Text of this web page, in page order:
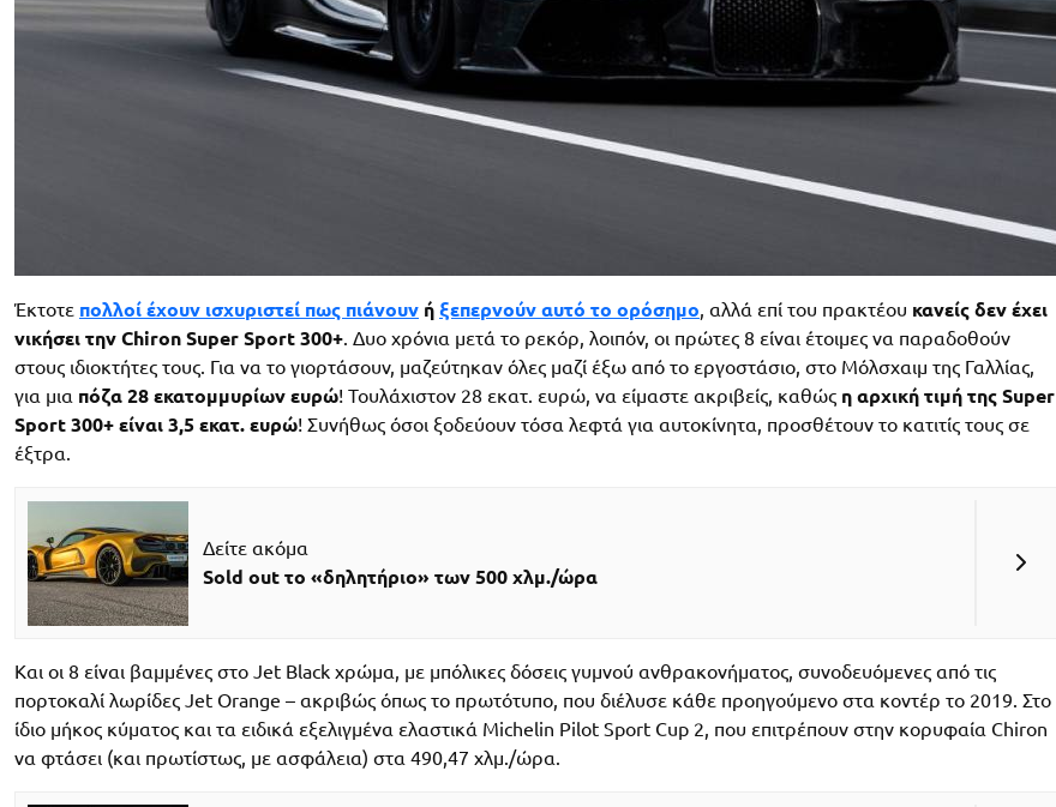
Έκτοτε πολλοί έχουν ισχυριστεί πως πιάνουν ή ξεπερνούν αυτό το ορόσημο, αλλά επί του πρακτέου κανείς δεν έχει
νικήσει την Chiron Super Sport 300+. Δυο χρόνια μετά το ρεκόρ, λοιπόν, οι πρώτες 8 είναι έτοιμες να παραδοθούν
στους ιδιοκτήτες τους. Για να το γιορτάσουν, μαζεύτηκαν όλες μαζί έξω από το εργοστάσιο, στο Μόλσχαιμ της Γαλλίας,
για μια πόζα 28 εκατομμυρίων ευρώ! Τουλάχιστον 28 εκατ. ευρώ, να είμαστε ακριβείς, καθώς η αρχική τιμή της Super
Sport 300+ είναι 3,5 εκατ. ευρώ! Συνήθως όσοι ξοδεύουν τόσα λεφτά για αυτοκίνητα, προσθέτουν το κατιτίς τους σε
έξτρα.
Δείτε ακόμα
Sold out το «δηλητήριο» των 500 χλμ./ώρα
Και οι 8 είναι βαμμένες στο Jet Black χρώμα, με μπόλικες δόσεις γυμνού ανθρακονήματος, συνοδευόμενες από τις
πορτοκαλί λωρίδες Jet Orange – ακριβώς όπως το πρωτότυπο, που διέλυσε κάθε προηγούμενο στα κοντέρ το 2019. Στο
ίδιο μήκος κύματος και τα ειδικά εξελιγμένα ελαστικά Michelin Pilot Sport Cup 2, που επιτρέπουν στην κορυφαία Chiron
να φτάσει (και πρωτίστως, με ασφάλεια) στα 490,47 χλμ./ώρα.